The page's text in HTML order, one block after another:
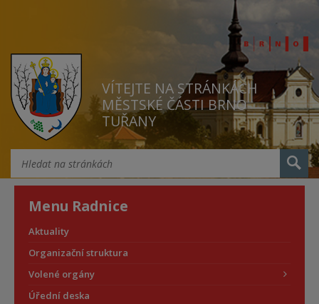
VÍTEJTE NA STRÁNKÁCH
MĚSTSKÉ ČÁSTI BRNO
TUŘANY
Menu Radnice
Aktuality
Organizační struktura
Volené orgány
Úřední deska